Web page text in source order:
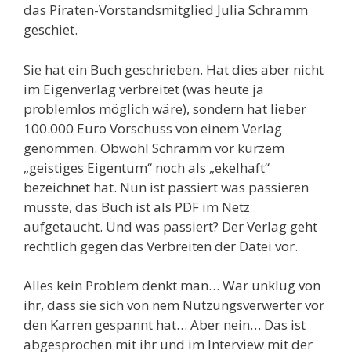
das Piraten-Vorstandsmitglied Julia Schramm
geschiet.
Sie hat ein Buch geschrieben. Hat dies aber nicht
im Eigenverlag verbreitet (was heute ja
problemlos möglich wäre), sondern hat lieber
100.000 Euro Vorschuss von einem Verlag
genommen. Obwohl Schramm vor kurzem
„geistiges Eigentum“ noch als „ekelhaft“
bezeichnet hat. Nun ist passiert was passieren
musste, das Buch ist als PDF im Netz
aufgetaucht. Und was passiert? Der Verlag geht
rechtlich gegen das Verbreiten der Datei vor.
Alles kein Problem denkt man… War unklug von
ihr, dass sie sich von nem Nutzungsverwerter vor
den Karren gespannt hat… Aber nein… Das ist
abgesprochen mit ihr und im Interview mit der